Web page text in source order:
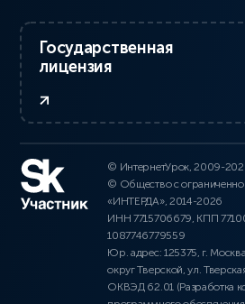
Государственная
лицензия
© ИнтернетУрок, 2009-
© Общество с
«ИНТЕРДА», 2014-2026
ИНН 7715706679, КПП
1087746779559
Юр. адрес: 125375, г.
округ Тверской, ул.
ОКВЭД 62.01 (Разработка